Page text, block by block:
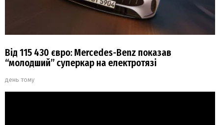
Від 115 430 євро: Mercedes-Benz показав
“молодший” суперкар на електротязі
день тому